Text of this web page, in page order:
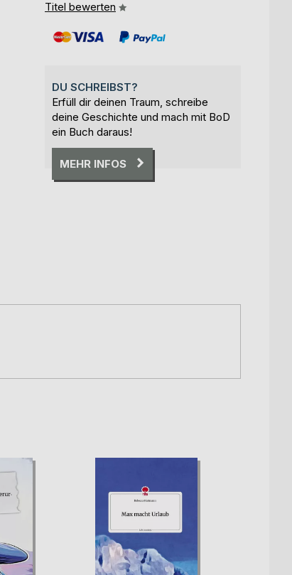
Titel bewerten
DU SCHREIBST?
Erfüll dir deinen Traum, schreibe
deine Geschichte und mach mit BoD
ein Buch daraus!
MEHR INFOS